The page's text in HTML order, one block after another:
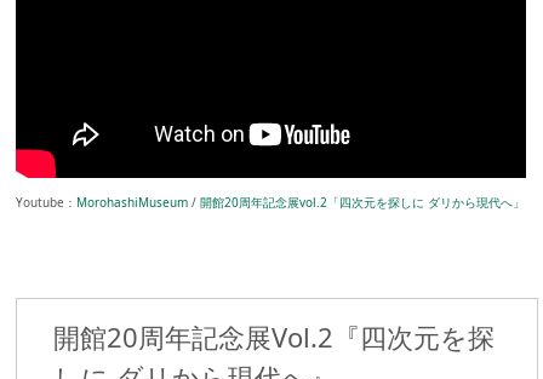
Youtube： MorohashiMuseum /開館20周年記念展vol.2「四次元を探しに ダリから現代へ」
開館20周年記念展Vol.2『四次元を探